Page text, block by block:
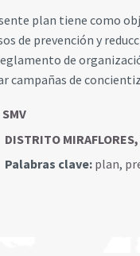
plan tiene como
de prevención y
de
campañas de
SMV
DISTRITO
Palabras clave: plan,